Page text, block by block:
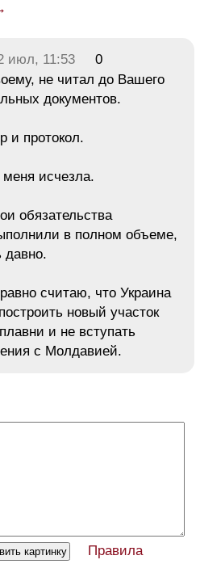
июл, 11:53
0
не читал до Вашего
документов.
и протокол.
исчезла.
обязательства
в полном объеме,
давно.
считаю, что Украина
новый участок
и не вступать
с Молдавией.
Правила